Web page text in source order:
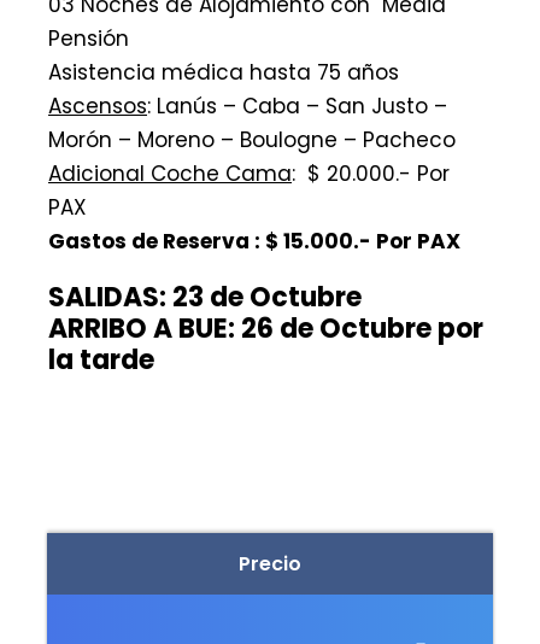
Precio
Pensión
Asistencia médica hasta 75 años
Ascensos: Lanús – Caba – San Justo –
Morón – Moreno – Boulogne – Pacheco
Adicional Coche Cama: $ 20.000.- Por
PAX
Gastos de Reserva : $ 15.000.- Por PAX
SALIDAS: 23 de Octubre
ARRIBO A BUE: 26 de Octubre por
la tarde